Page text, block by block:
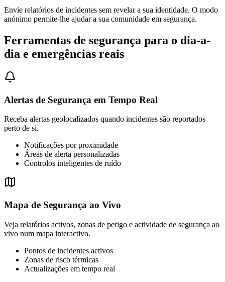
Envie relatórios de incidentes sem revelar a sua identidade. O modo
anónimo permite-lhe ajudar a sua comunidade em segurança.
Ferramentas de segurança para o dia-a-
dia e emergências reais
Alertas de Segurança em Tempo Real
Receba alertas geolocalizados quando incidentes são reportados
perto de si.
Notificações por proximidade
Áreas de alerta personalizadas
Controlos inteligentes de ruído
Mapa de Segurança ao Vivo
Veja relatórios activos, zonas de perigo e actividade de segurança ao
vivo num mapa interactivo.
Pontos de incidentes activos
Zonas de risco térmicas
Actualizações em tempo real